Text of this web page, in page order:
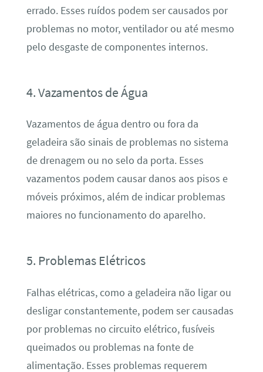
errado. Esses ruídos podem ser causados por
problemas no motor, ventilador ou até mesmo
pelo desgaste de componentes internos.
4. Vazamentos de Água
Vazamentos de água dentro ou fora da
geladeira são sinais de problemas no sistema
de drenagem ou no selo da porta. Esses
vazamentos podem causar danos aos pisos e
móveis próximos, além de indicar problemas
maiores no funcionamento do aparelho.
5. Problemas Elétricos
Falhas elétricas, como a geladeira não ligar ou
desligar constantemente, podem ser causadas
por problemas no circuito elétrico, fusíveis
queimados ou problemas na fonte de
alimentação. Esses problemas requerem